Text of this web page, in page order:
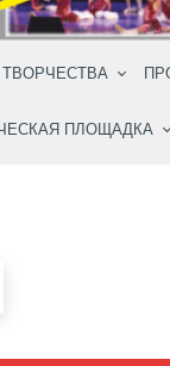
ТВОРЧЕСТВА
ПЛОЩАДКА